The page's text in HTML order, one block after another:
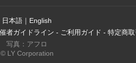
日本語 ｜ English
者ガイドライン - ご利用ガイド - 特定商
写真：アフロ
© LY Corporation